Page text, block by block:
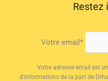
Restez
Votre email*
Votre adresse email est
d'informations de la part de